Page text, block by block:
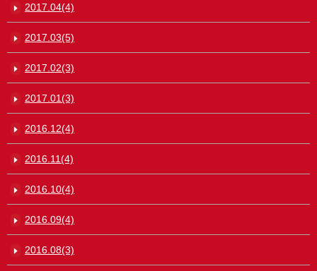
2017.04(4)
2017.03(5)
2017.02(3)
2017.01(3)
2016.12(4)
2016.11(4)
2016.10(4)
2016.09(4)
2016.08(3)